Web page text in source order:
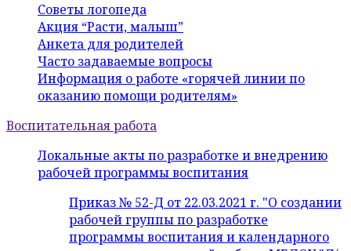
Советы логопеда
Акция “Расти, малыш”
Анкета для родителей
Часто задаваемые вопросы
Информация о работе «горячей линии по
оказанию помощи родителям»
Воспитательная работа
Локальные акты по разработке и внедрению
рабочей программы воспитания
Приказ № 52-Д от 22.03.2021 г. "О создании
рабочей группы по разработке
программы воспитания и календарного